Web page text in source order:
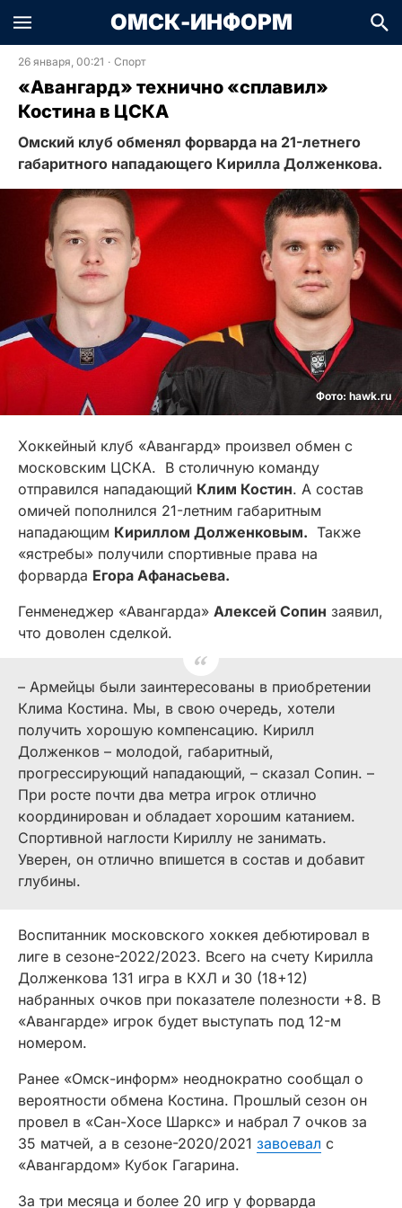
ОМСК-ИНФОРМ
26 января, 00:21 · Спорт
«Авангард» технично «сплавил»
Костина в ЦСКА
Омский клуб обменял форварда на 21-летнего
габаритного нападающего Кирилла Долженкова.
Фото: hawk.ru
Хоккейный клуб «Авангард» произвел обмен с
московским ЦСКА. В столичную команду
отправился нападающий Клим Костин. А состав
омичей пополнился 21-летним габаритным
нападающим Кириллом Долженковым. Также
«ястребы» получили спортивные права на
форварда Егора Афанасьева.
Генменеджер «Авангарда» Алексей Сопин заявил,
что доволен сделкой.
– Армейцы были заинтересованы в приобретении
Клима Костина. Мы, в свою очередь, хотели
получить хорошую компенсацию. Кирилл
Долженков – молодой, габаритный,
прогрессирующий нападающий, – сказал Сопин. –
При росте почти два метра игрок отлично
координирован и обладает хорошим катанием.
Спортивной наглости Кириллу не занимать.
Уверен, он отлично впишется в состав и добавит
глубины.
Воспитанник московского хоккея дебютировал в
лиге в сезоне-2022/2023. Всего на счету Кирилла
Долженкова 131 игра в КХЛ и 30 (18+12)
набранных очков при показателе полезности +8. В
«Авангарде» игрок будет выступать под 12-м
номером.
Ранее «Омск-информ» неоднократно сообщал о
вероятности обмена Костина. Прошлый сезон он
провел в «Сан-Хосе Шаркс» и набрал 7 очков за
35 матчей, а в сезоне-2020/2021 завоевал с
«Авангардом» Кубок Гагарина.
За три месяца и более 20 игр у форварда